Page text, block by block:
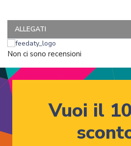
ALLEGATI
Non ci sono recensioni
Vuoi il